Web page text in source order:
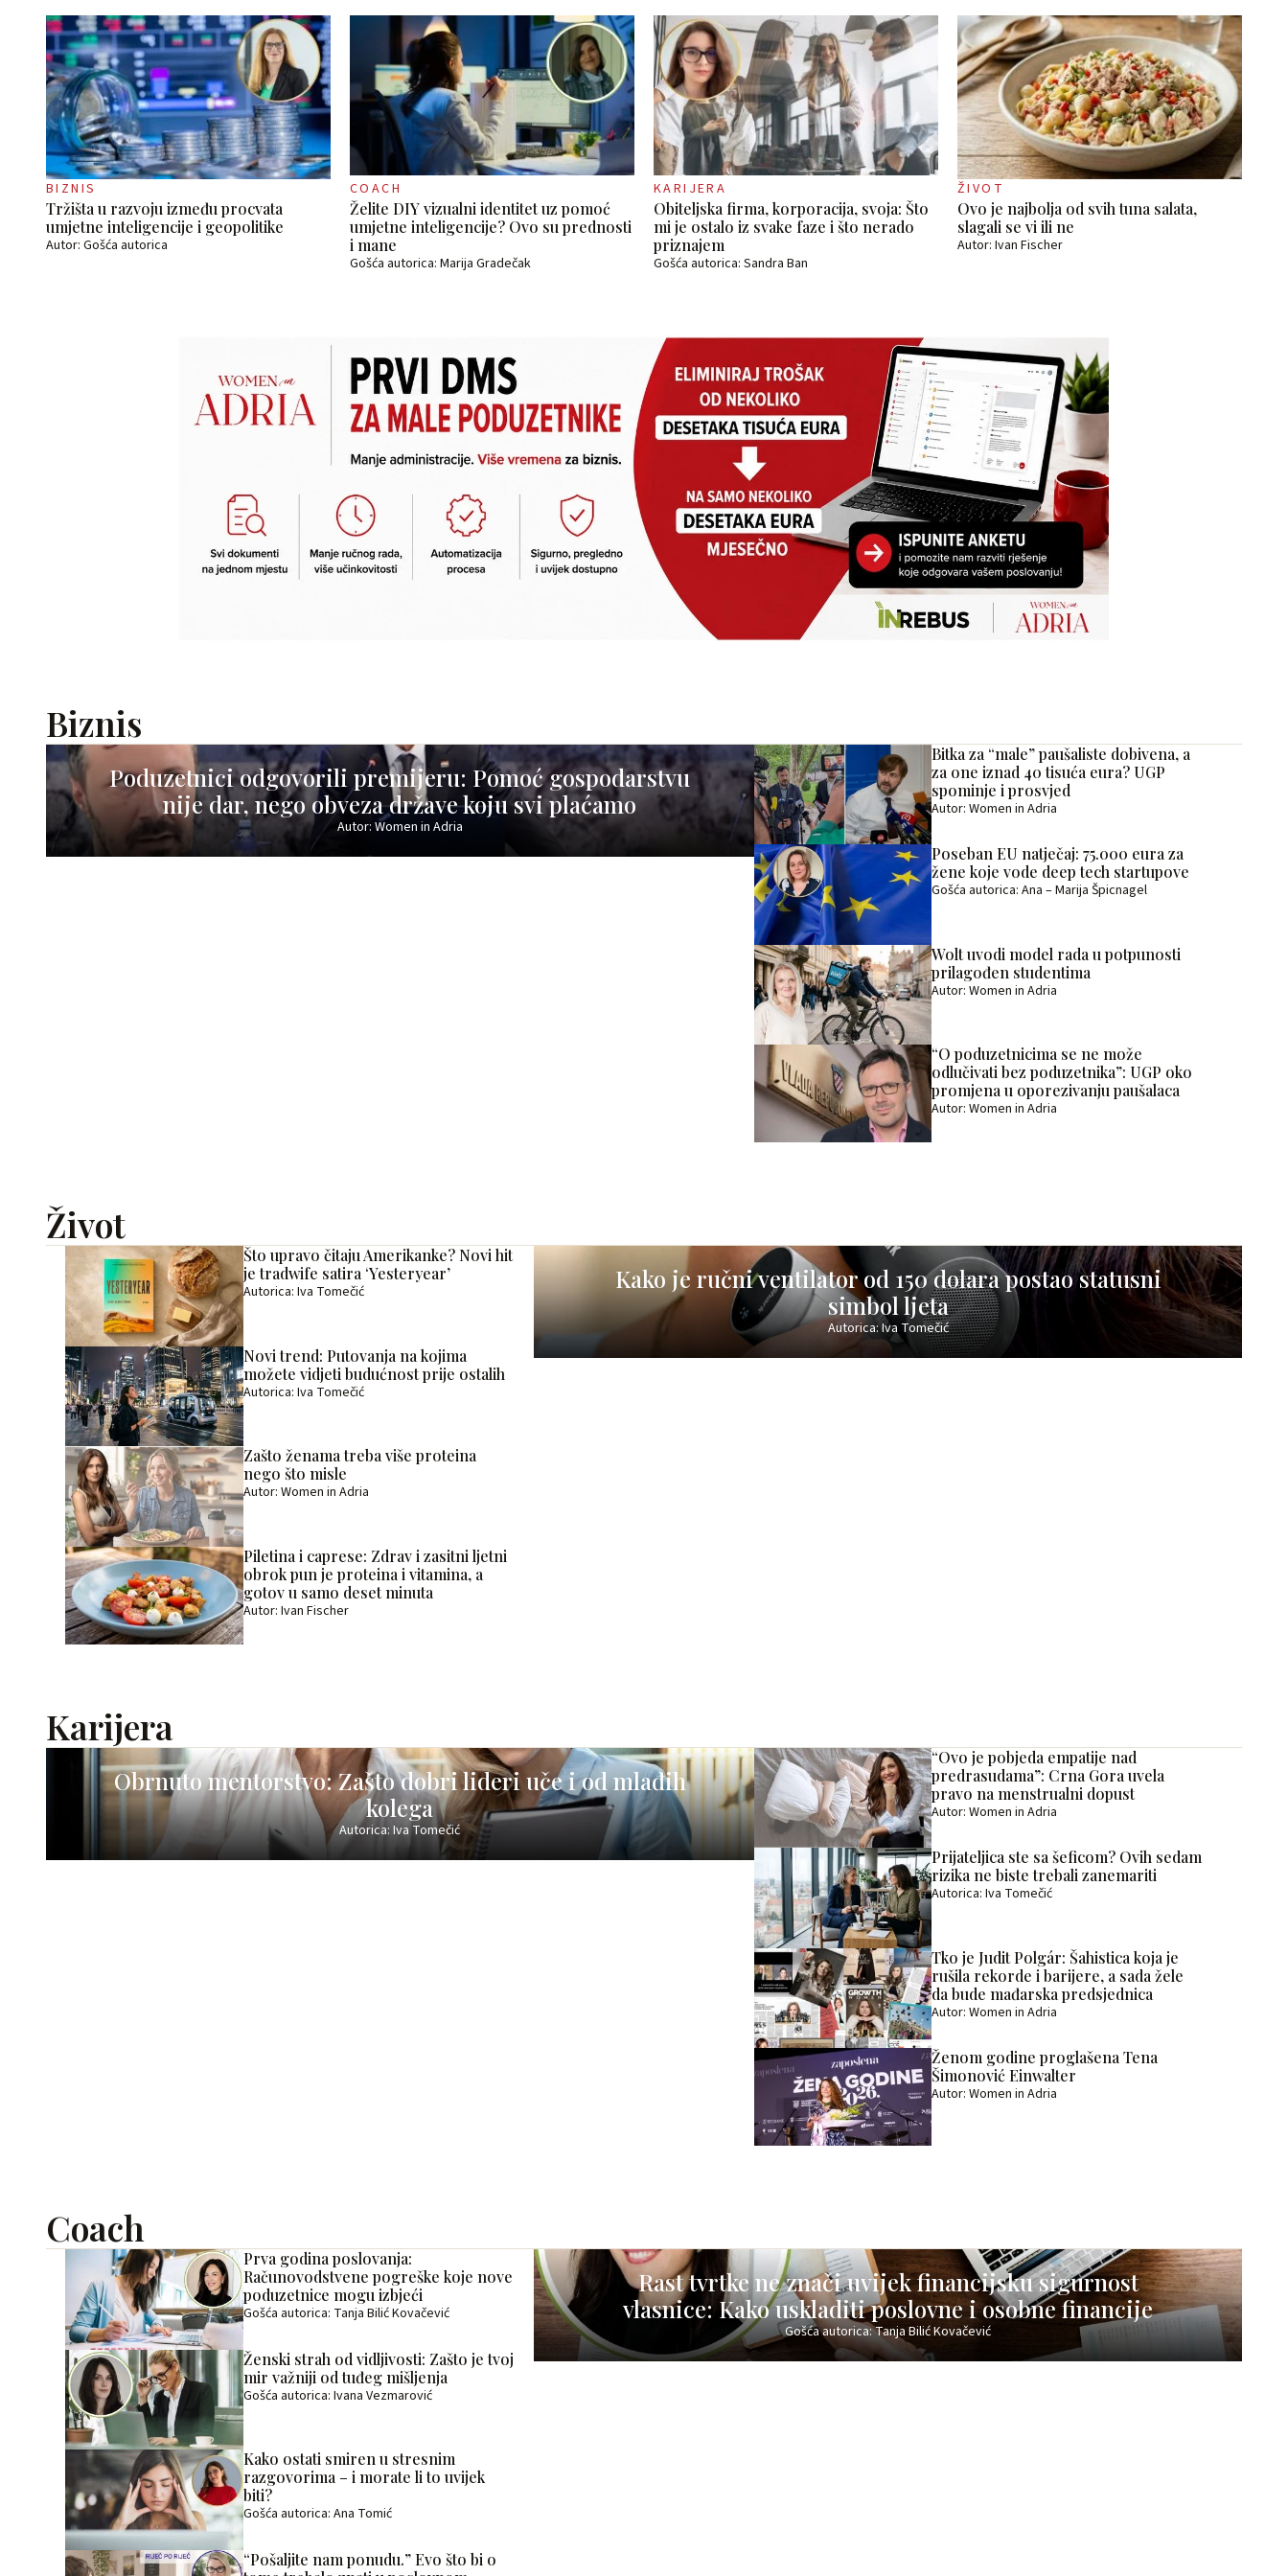
BIZNIS
Tržišta u razvoju između procvata
umjetne inteligencije i geopolitike
Autor: Gošća autorica
COACH
Želite DIY vizualni identitet uz pomoć
umjetne inteligencije? Ovo su prednosti
i mane
Gošća autorica: Marija Gradečak
KARIJERA
Obiteljska firma, korporacija, svoja: Što
mi je ostalo iz svake faze i što nerado
priznajem
Gošća autorica: Sandra Ban
ŽIVOT
Ovo je najbolja od svih tuna salata,
slagali se vi ili ne
Autor: Ivan Fischer
Biznis
Poduzetnici odgovorili premijeru: Pomoć gospodarstvu
nije dar, nego obveza države koju svi plaćamo
Autor: Women in Adria
Bitka za “male” paušaliste dobivena, a
za one iznad 40 tisuća eura? UGP
spominje i prosvjed
Autor: Women in Adria
Poseban EU natječaj: 75.000 eura za
žene koje vode deep tech startupove
Gošća autorica: Ana – Marija Špicnagel
Wolt uvodi model rada u potpunosti
prilagođen studentima
Autor: Women in Adria
“O poduzetnicima se ne može
odlučivati bez poduzetnika”: UGP oko
promjena u oporezivanju paušalaca
Autor: Women in Adria
Život
Kako je ručni ventilator od 150 dolara postao statusni
simbol ljeta
Autorica: Iva Tomečić
Što upravo čitaju Amerikanke? Novi hit
je tradwife satira ‘Yesteryear’
Autorica: Iva Tomečić
Novi trend: Putovanja na kojima
možete vidjeti budućnost prije ostalih
Autorica: Iva Tomečić
Zašto ženama treba više proteina
nego što misle
Autor: Women in Adria
Piletina i caprese: Zdrav i zasitni ljetni
obrok pun je proteina i vitamina, a
gotov u samo deset minuta
Autor: Ivan Fischer
Karijera
Obrnuto mentorstvo: Zašto dobri lideri uče i od mlađih
kolega
Autorica: Iva Tomečić
“Ovo je pobjeda empatije nad
predrasudama”: Crna Gora uvela
pravo na menstrualni dopust
Autor: Women in Adria
Prijateljica ste sa šeficom? Ovih sedam
rizika ne biste trebali zanemariti
Autorica: Iva Tomečić
Tko je Judit Polgár: Šahistica koja je
rušila rekorde i barijere, a sada žele
da bude mađarska predsjednica
Autor: Women in Adria
Ženom godine proglašena Tena
Šimonović Einwalter
Autor: Women in Adria
Coach
Rast tvrtke ne znači uvijek financijsku sigurnost
vlasnice: Kako uskladiti poslovne i osobne financije
Gošća autorica: Tanja Bilić Kovačević
Prva godina poslovanja:
Računovodstvene pogreške koje nove
poduzetnice mogu izbjeći
Gošća autorica: Tanja Bilić Kovačević
Ženski strah od vidljivosti: Zašto je tvoj
mir važniji od tuđeg mišljenja
Gošća autorica: Ivana Vezmarović
Kako ostati smiren u stresnim
razgovorima – i morate li to uvijek
biti?
Gošća autorica: Ana Tomić
“Pošaljite nam ponudu.” Evo što bi o